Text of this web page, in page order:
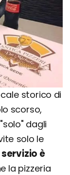
storico di
scorso,
dagli
solo le
servizio è
la pizzeria